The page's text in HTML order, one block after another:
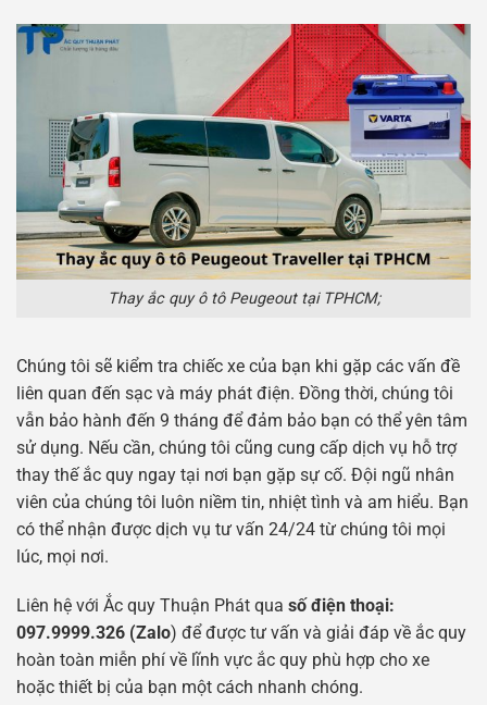
Thay ắc quy ô tô Peugeout tại TPHCM;
Chúng tôi sẽ kiểm tra chiếc xe của bạn khi gặp các vấn đề
liên quan đến sạc và máy phát điện. Đồng thời, chúng tôi
vẫn bảo hành đến 9 tháng để đảm bảo bạn có thể yên tâm
sử dụng. Nếu cần, chúng tôi cũng cung cấp dịch vụ hỗ trợ
thay thế ắc quy ngay tại nơi bạn gặp sự cố. Đội ngũ nhân
viên của chúng tôi luôn niềm tin, nhiệt tình và am hiểu. Bạn
có thể nhận được dịch vụ tư vấn 24/24 từ chúng tôi mọi
lúc, mọi nơi.
Liên hệ với Ắc quy Thuận Phát qua số điện thoại:
097.9999.326 (Zalo) để được tư vấn và giải đáp về ắc quy
hoàn toàn miễn phí về lĩnh vực ắc quy phù hợp cho xe
hoặc thiết bị của bạn một cách nhanh chóng.